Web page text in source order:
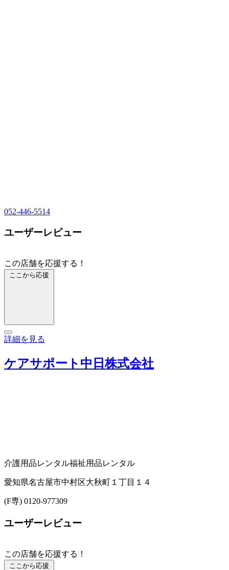
052-446-5514
ユーザーレビュー
この店舗を応援する！
ここから応援
詳細を見る
ケアサポート中日株式会社
介護用品レンタル福祉用品レンタル
愛知県名古屋市中村区大秋町１丁目１４
(F専) 0120-977309
ユーザーレビュー
この店舗を応援する！
ここから応援